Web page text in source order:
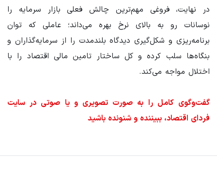
در نهایت، فروغی مهم‌ترین چالش فعلی بازار سرمایه را
نوسانات رو به بالای نرخ بهره می‌داند؛ عاملی که توان
برنامه‌ریزی و شکل‌گیری دیدگاه بلندمدت را از سرمایه‌گذاران و
بنگاه‌ها سلب کرده و کل ساختار تامین مالی اقتصاد را با
اختلال مواجه می‌کند.
گفت‌وگوی کامل را به صورت تصویری و یا صوتی در سایت
فردای اقتصاد، ببیننده و شنونده باشید